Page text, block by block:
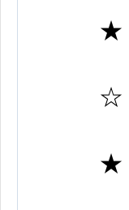
★
☆
★